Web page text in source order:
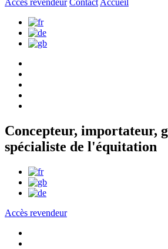
Accès revendeur Contact Accueil
Concepteur, importateur,
spécialiste de l'équitation
Accès revendeur